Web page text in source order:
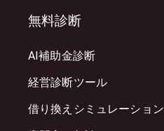
無料診断
AI補助金診断
経営診断ツール
借り換えシミュレーション